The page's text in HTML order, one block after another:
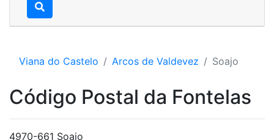
Viana do Castelo Arcos de Valdevez Soajo
Código Postal da Fontelas
4970-661 Soajo